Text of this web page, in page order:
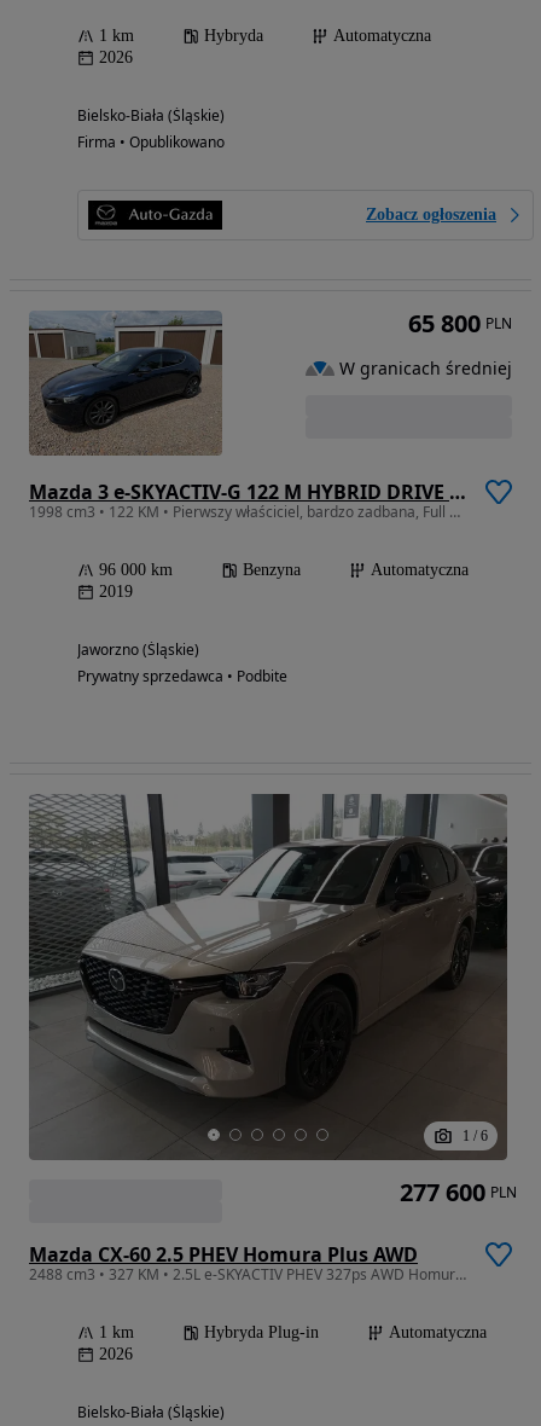
1 km Hybryda
Automatyczna
2026
Bielsko-Biała (Śląskie)
Firma • Opublikowano
Zobacz ogłoszenia
Mazda 3 e-SKYACTIV-G 122 M HYBRID DRIVE EXCLUSIVE-LINE
1998 cm3 • 122 KM • Pierwszy właściciel, bardzo zadbana, Full opcja pełny serwis
96 000 km Benzyna
Automatyczna
2019
Jaworzno (Śląskie)
Prywatny sprzedawca • Podbite
65 800 PLN
W granicach średniej
1 / 6
Mazda CX-60 2.5 PHEV Homura Plus AWD
2488 cm3 • 327 KM • 2.5L e-SKYACTIV PHEV 327ps AWD Homura Plus 8AT
1 km Hybryda Plug-in
Automatyczna
2026
Bielsko-Biała (Śląskie)
277 600 PLN